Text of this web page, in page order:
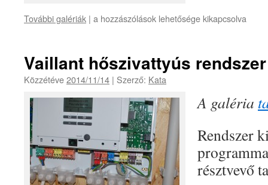
További galériák | a hozzászólások lehetősége kikapcsolva
Vaillant hőszivattyús
Közzétéve2014/11/14 | Szerző: Kata
A galéria
Rendszer
résztvevő